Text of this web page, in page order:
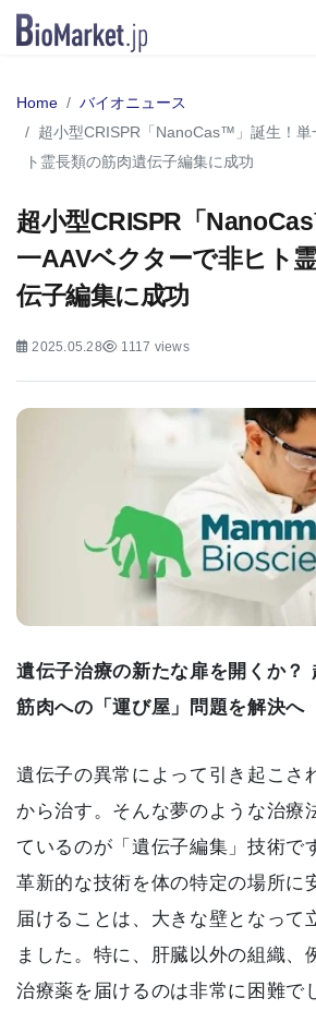
Home
バイオニュース
超小型CRISPR「NanoCas™」誕生！単
ト霊長類の筋肉遺伝子編集に成功
超小型CRISPR「
一AAVベクターで非ヒト
伝子編集に成功
2025.05.28 1117 views
遺伝子治療の新たな扉を開くか？
筋肉への「運び屋」問題を解決へ
遺伝子の異常によって引き起こさ
から治す。そんな夢のような治療
ているのが「遺伝子編集」技術で
革新的な技術を体の特定の場所に
届けることは、大きな壁となって
ました。特に、肝臓以外の組織、
治療薬を届けるのは非常に困難で